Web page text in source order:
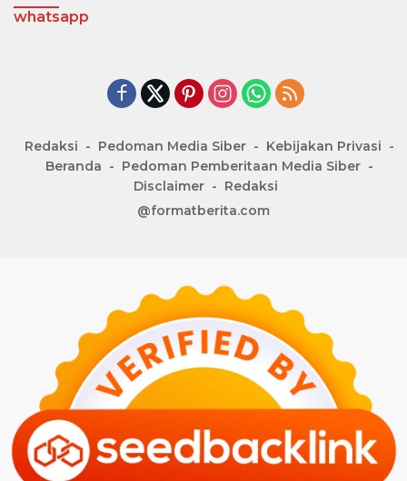
whatsapp
Redaksi Pedoman Media Siber
Kebijakan Privasi
Beranda
Pedoman Pemberitaan Media Siber
Disclaimer
Redaksi
@formatberita.com